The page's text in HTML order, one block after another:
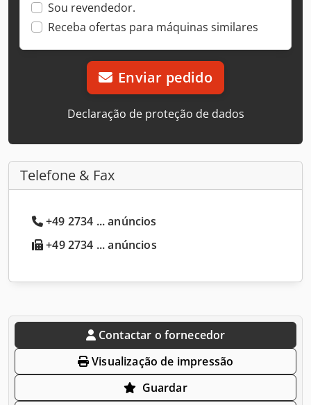
Sou revendedor.
Receba ofertas para máquinas similares
Enviar pedido
Declaração de proteção de dados
Telefone & Fax
+49 2734 ... anúncios
+49 2734 ... anúncios
Contactar o fornecedor
Visualização de impressão
Guardar